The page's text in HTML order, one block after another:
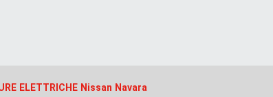
ELETTRICHE Nissan Navara